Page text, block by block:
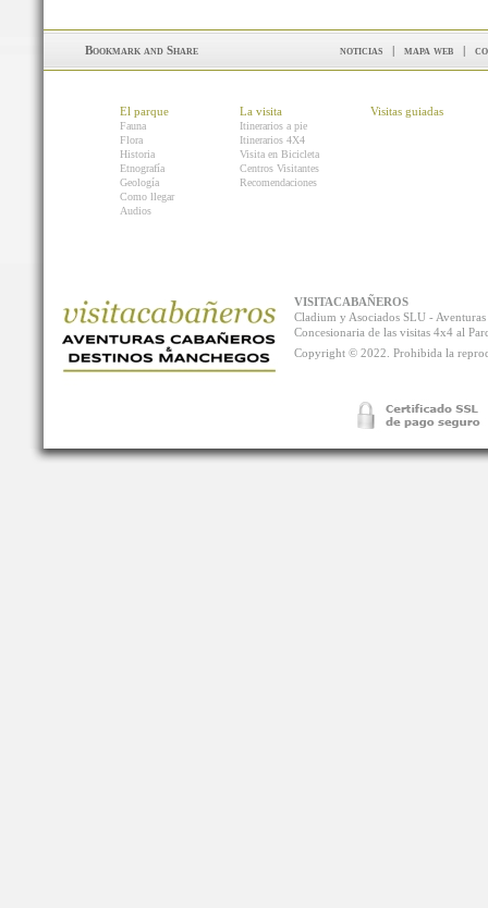
noticias | mapa web |
El parque
Fauna
Flora
Historia
Etnografía
Geología
Como llegar
Audios
La visita
Itinerarios a pie
Itinerarios 4X4
Visita en Bicicleta
Centros Visitantes
Recomendaciones
Visitas guiadas
VISITACABAÑEROS
Cladium y Asociados SLU -
Concesionaria de las visitas 4x4 al
Copyright © 2022. Prohibida la